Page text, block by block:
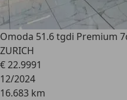
Omoda 51.6 tgdi Premium
ZURICH
€ 22.9991
12/2024
16.683 km